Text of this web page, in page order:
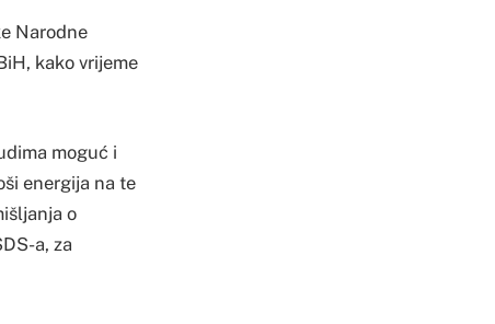
Narodne
kako vrijeme
moguć i
energija na te
o
a, za